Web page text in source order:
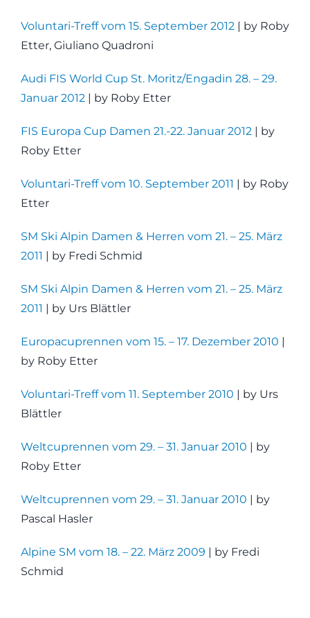
Voluntari-Treff vom 15. September 2012| by Roby
Etter, Giuliano Quadroni
Audi FIS World Cup St. Moritz/Engadin 28. – 29.
Januar 2012| by Roby Etter
FIS Europa Cup Damen 21.-22. Januar 2012| by
Roby Etter
Voluntari-Treff vom 10. September 2011 | by Roby
Etter
SM Ski Alpin Damen & Herren vom 21. – 25. März
2011 | by Fredi Schmid
SM Ski Alpin Damen & Herren vom 21. – 25. März
2011 | by Urs Blättler
Europacuprennen vom 15. – 17. Dezember 2010 |
by Roby Etter
Voluntari-Treff vom 11. September 2010 | by Urs
Blättler
Weltcuprennen vom 29. – 31. Januar 2010 | by
Roby Etter
Weltcuprennen vom 29. – 31. Januar 2010 | by
Pascal Hasler
Alpine SM vom 18. – 22. März 2009 | by Fredi
Schmid